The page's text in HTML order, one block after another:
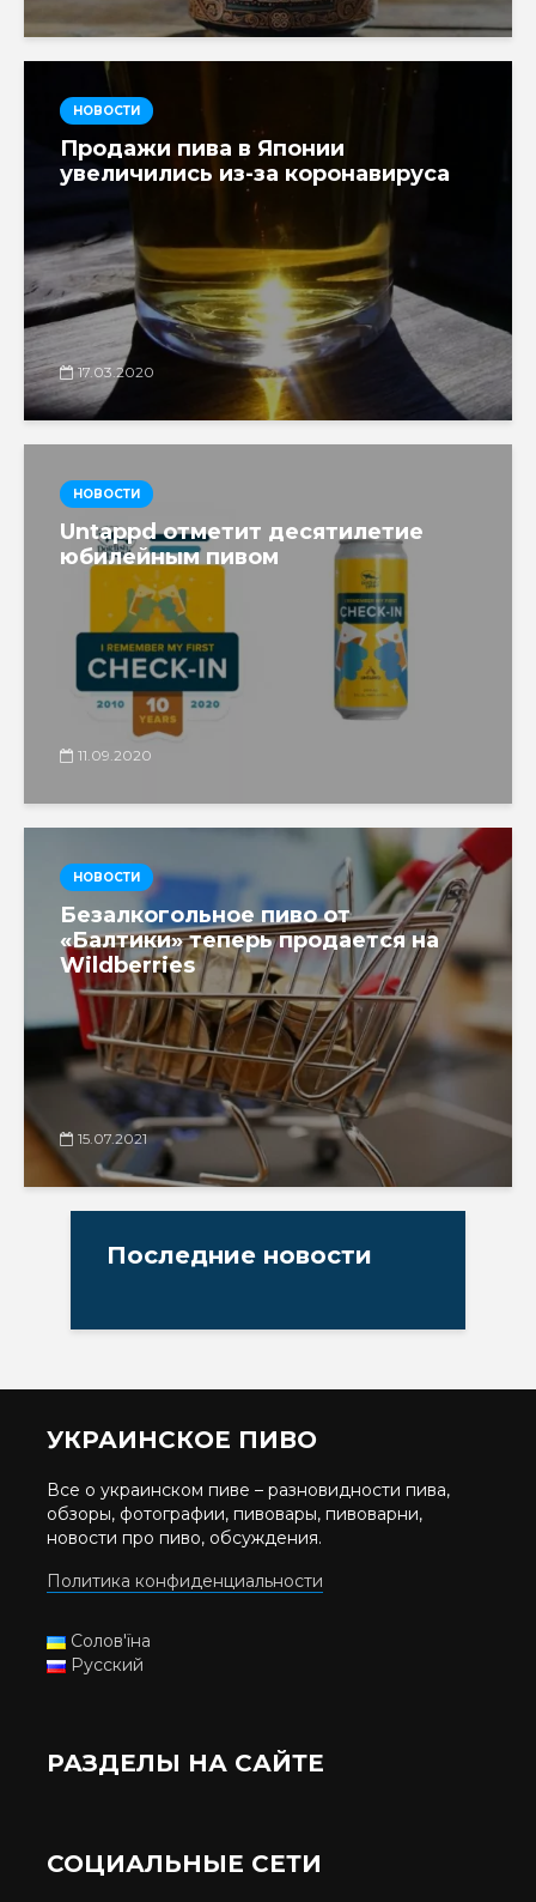
НОВОСТИ
Продажи пива в Японии
увеличились из-за коронавируса
17.03.2020
НОВОСТИ
Untappd отметит десятилетие
юбилейным пивом
11.09.2020
НОВОСТИ
Безалкогольное пиво от
«Балтики» теперь продается на
Wildberries
15.07.2021
Последние новости
УКРАИНСКОЕ ПИВО
Все о украинском пиве – разновидности пива,
обзоры, фотографии, пивовары, пивоварни,
новости про пиво, обсуждения.
Политика конфиденциальности
Солов'їна
Русский
РАЗДЕЛЫ НА САЙТЕ
СОЦИАЛЬНЫЕ СЕТИ